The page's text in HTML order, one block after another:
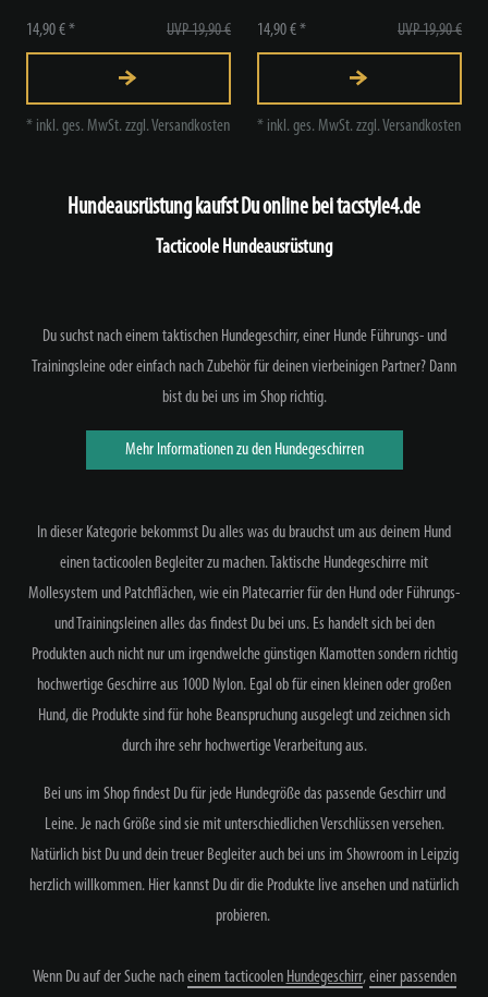
UVP 19,90 €
14,90 € *
* inkl. ges. MwSt. zzgl.Versandkosten
UVP 19,90 €
14,90 € *
* inkl. ges. MwSt. zzgl.Versandkosten
Hundeausrüstung kaufst Du online bei tacstyle4.de
Tacticoole Hundeausrüstung
Du suchst nach einem taktischen Hundegeschirr, einer Hunde Führungs- und
Trainingsleine oder einfach nach Zubehör für deinen vierbeinigen Partner? Dann
bist du bei uns im Shop richtig.
Mehr Informationen zu den Hundegeschirren
In dieser Kategorie bekommst Du alles was du brauchst um aus deinem Hund
einen tacticoolen Begleiter zu machen. Taktische Hundegeschirre mit
Mollesystem und Patchflächen, wie ein Platecarrier für den Hund oder Führungs-
und Trainingsleinen alles das findest Du bei uns. Es handelt sich bei den
Produkten auch nicht nur um irgendwelche günstigen Klamotten sondern richtig
hochwertige Geschirre aus 100D Nylon. Egal ob für einen kleinen oder großen
Hund, die Produkte sind für hohe Beanspruchung ausgelegt und zeichnen sich
durch ihre sehr hochwertige Verarbeitung aus.
Bei uns im Shop findest Du für jede Hundegröße das passende Geschirr und
Leine. Je nach Größe sind sie mit unterschiedlichen Verschlüssen versehen.
Natürlich bist Du und dein treuer Begleiter auch bei uns im Showroom in Leipzig
herzlich willkommen. Hier kannst Du dir die Produkte live ansehen und natürlich
probieren.
Wenn Du auf der Suche nacheinem tacticoolen Hundegeschirr,einerpassenden